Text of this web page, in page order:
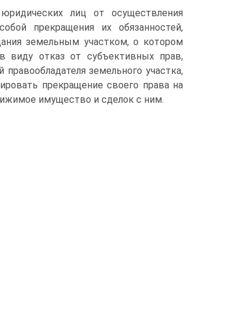
лиц от осуществления
прекращения их обязанностей,
земельным участком, о котором
отказ от субъективных прав,
земельного участка,
прекращение своего права на
имущество и сделок с ним.